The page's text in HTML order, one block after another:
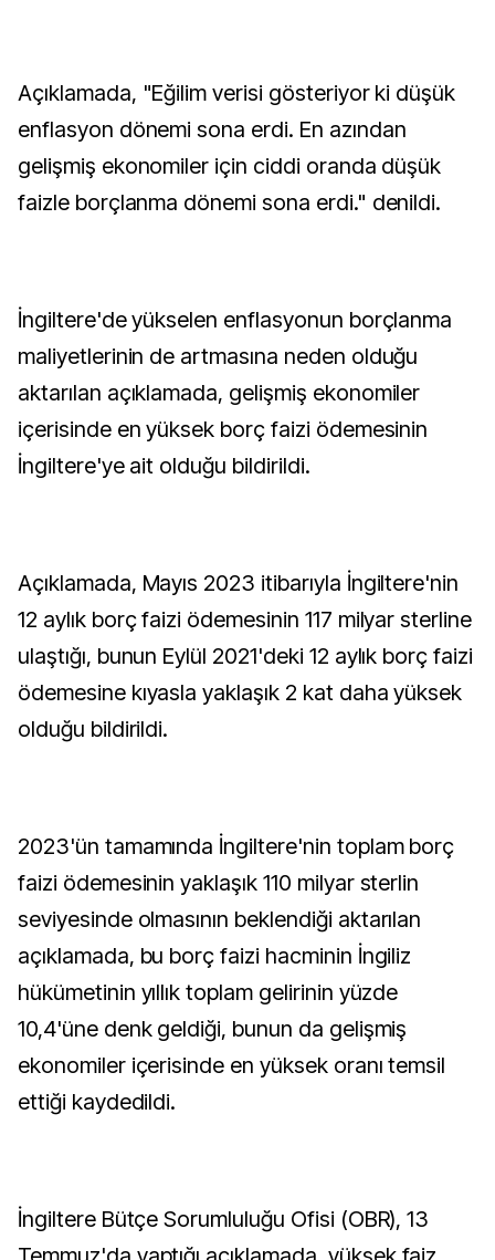
Açıklamada, "Eğilim verisi gösteriyor ki düşük
enflasyon dönemi sona erdi. En azından
gelişmiş ekonomiler için ciddi oranda düşük
faizle borçlanma dönemi sona erdi." denildi.
İngiltere'de yükselen enflasyonun borçlanma
maliyetlerinin de artmasına neden olduğu
aktarılan açıklamada, gelişmiş ekonomiler
içerisinde en yüksek borç faizi ödemesinin
İngiltere'ye ait olduğu bildirildi.
Açıklamada, Mayıs 2023 itibarıyla İngiltere'nin
12 aylık borç faizi ödemesinin 117 milyar sterline
ulaştığı, bunun Eylül 2021'deki 12 aylık borç faizi
ödemesine kıyasla yaklaşık 2 kat daha yüksek
olduğu bildirildi.
2023'ün tamamında İngiltere'nin toplam borç
faizi ödemesinin yaklaşık 110 milyar sterlin
seviyesinde olmasının beklendiği aktarılan
açıklamada, bu borç faizi hacminin İngiliz
hükümetinin yıllık toplam gelirinin yüzde
10,4'üne denk geldiği, bunun da gelişmiş
ekonomiler içerisinde en yüksek oranı temsil
ettiği kaydedildi.
İngiltere Bütçe Sorumluluğu Ofisi (OBR), 13